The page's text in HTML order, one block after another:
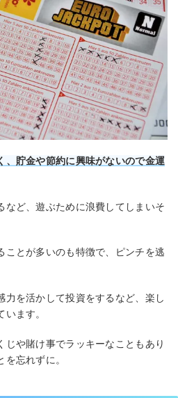
、貯金や節約に興味がないので金運
など、遊ぶために浪費してしまいそ
ことが多いのも特徴で、ピンチを逃
力を活かして投資をするなど、楽し
ます。
じや賭け事でラッキーなこともあり
忘れずに。